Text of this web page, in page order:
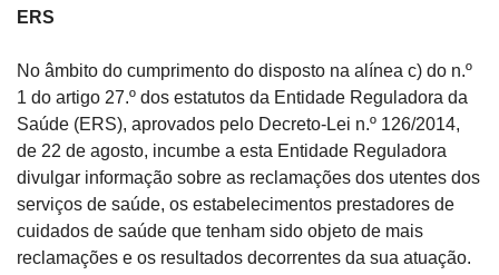
ERS
No âmbito do cumprimento do disposto na alínea c) do n.º
1 do artigo 27.º dos estatutos da Entidade Reguladora da
Saúde (ERS), aprovados pelo Decreto-Lei n.º 126/2014,
de 22 de agosto, incumbe a esta Entidade Reguladora
divulgar informação sobre as reclamações dos utentes dos
serviços de saúde, os estabelecimentos prestadores de
cuidados de saúde que tenham sido objeto de mais
reclamações e os resultados decorrentes da sua atuação.